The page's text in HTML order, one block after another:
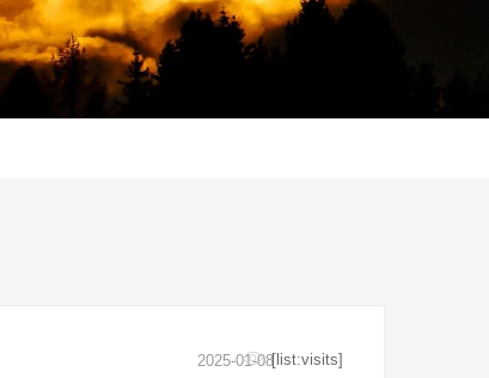
2025-01-08[list:visits]